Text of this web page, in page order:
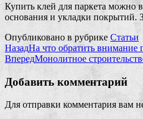
Купить клей для паркета можно
основания и укладки покрытий.
Опубликовано в рубрике Статьи
НазадНа что обратить внимание
ВпередМонолитное
Добавить комментарий
Для отправки комментария вам